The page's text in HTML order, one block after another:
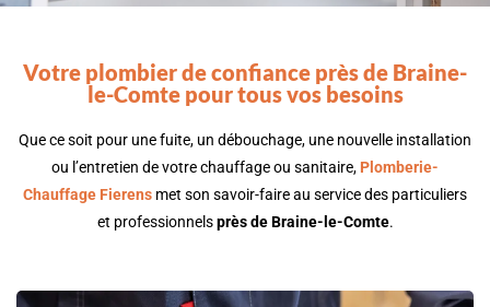
Votre plombier de confiance près de Braine-
le-Comte pour tous vos besoins
Que ce soit pour une fuite, un débouchage, une nouvelle installation
ou l’entretien de votre chauffage ou sanitaire, Plomberie-
Chauffage Fierens met son savoir-faire au service des particuliers
et professionnelsprès de Braine-le-Comte.